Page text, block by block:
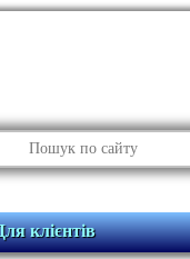
клієнтів